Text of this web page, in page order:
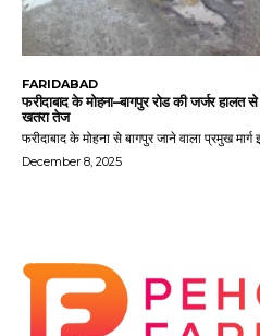
FARIDABAD
फरीदाबाद के मोहना–बागपुर रोड की जर्जर
खतरा तेज
फरीदाबाद के मोहना से बागपुर जाने वाला प्रमुख मार्ग
December 8, 2025